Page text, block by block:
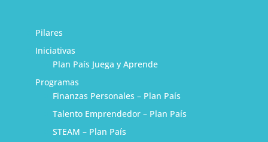
Pilares
Iniciativas
Plan País Juega y Aprende
Programas
Finanzas Personales – Plan País
Talento Emprendedor – Plan País
STEAM – Plan País